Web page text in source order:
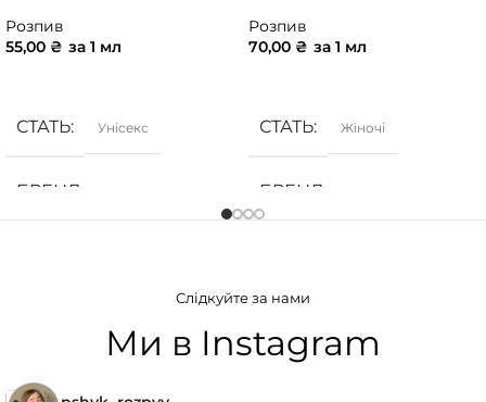
Розпив
55,00 ₴ за 1 мл
СТАТЬ Унісекс
БРЕНД
Фруктові
Розпив
70,00 ₴ за 1 мл
СТАТЬ Жіночі
БРЕНД
КОНЦЕНТРАЦІЯ
Слідкуйте за нами
Ми в Instagram